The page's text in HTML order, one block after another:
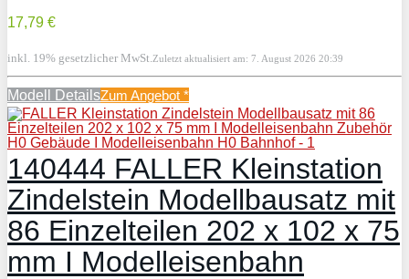
17,79 €
inkl. 19% gesetzlicher MwSt. Zuletzt aktualisiert am: 7. August 2026 20:39
Modell DetailsZum Angebot *
140444 FALLER Kleinstation
Zindelstein Modellbausatz mit
86 Einzelteilen 202 x 102 x 75
mm I Modelleisenbahn